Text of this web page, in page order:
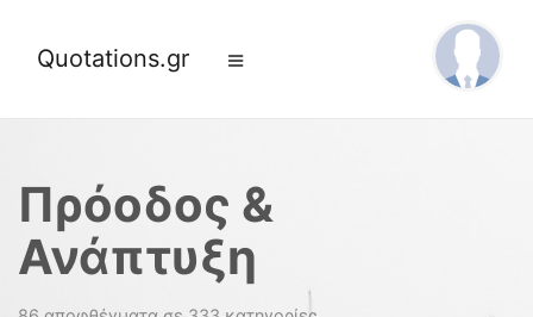
Quotations.gr
Πρόοδος &
Ανάπτυξη